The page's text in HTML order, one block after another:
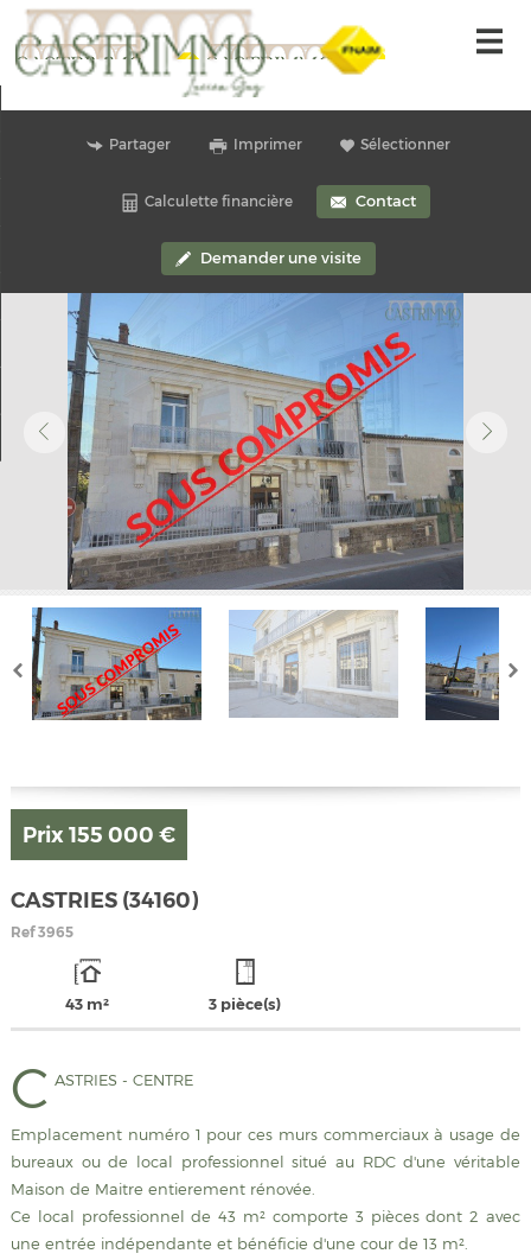
Accueil
Nos offres
Alerte-email
Nous contacter
Nos offres
Mon compte
Ma sélection
Partager Imprimer Sélectionner
Calculette financière Contact
Demander une visite
Prix155 000 €
CASTRIES (34160)
Ref3965
43 m² 3 pièce(s)
C ASTRIES - CENTRE
Emplacement numéro 1 pour ces murs commerciaux à usage de
bureaux ou de local professionnel situé au RDC d'une véritable
Maison de Maitre entierement rénovée.
Ce local professionnel de 43 m² comporte 3 pièces dont 2 avec
une entrée indépendante et bénéficie d'une cour de 13 m².